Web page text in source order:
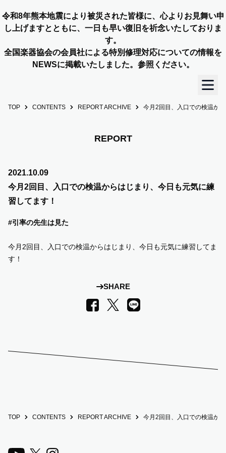
令和8年熊本地震により被災された皆様に、心よりお見舞い申
し上げますとともに、一日も早い復旧を祈念いたしておりま
す。
全国楽器協会の会員社による特別修理対応についての情報を
NEWSに掲載いたしました。参照ください。
TOP
OUR STORY
SUPPORT US
CONTENTS
TOP CONTENTS REPORT ARCHIVE 今月2回目、入口での検温か
REPORT
2021.10.09
今月2回目、入口での検温からはじまり、今日も元気に練
習してます！
#引率の先生は見た
今月2回目、入口での検温からはじまり、今日も元気に練習してま
す！
SHARE
Facebook
X LINE
TOP CONTENTS REPORT ARCHIVE 今月2回目、入口での検温か